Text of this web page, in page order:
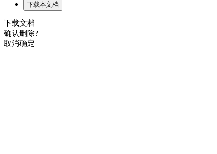
下载本文档
下载文档
确认删除?
取消确定